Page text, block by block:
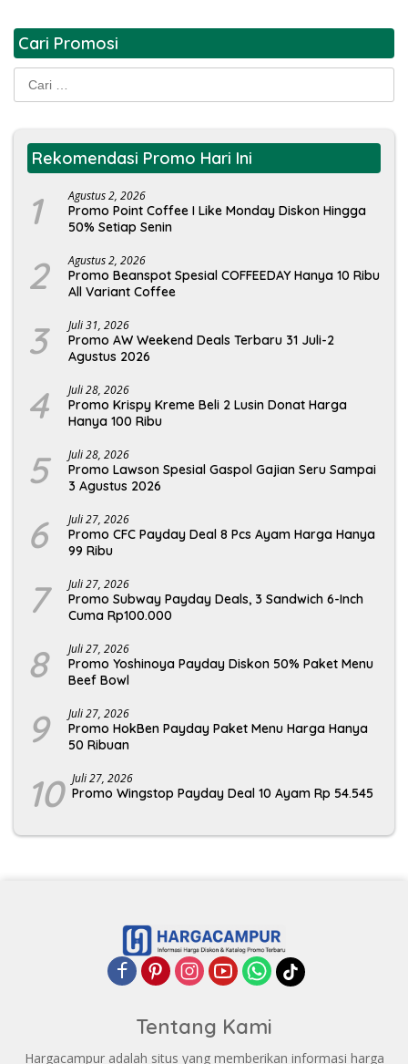
Cari Promosi
Cari
untuk:
Rekomendasi Promo Hari Ini
1 Agustus 2, 2026
Promo Point Coffee I Like Monday Diskon Hingga
50% Setiap Senin
2 Agustus 2, 2026
Promo Beanspot Spesial COFFEEDAY Hanya 10 Ribu
All Variant Coffee
3 Juli 31, 2026
Promo AW Weekend Deals Terbaru 31 Juli-2
Agustus 2026
4 Juli 28, 2026
Promo Krispy Kreme Beli 2 Lusin Donat Harga
Hanya 100 Ribu
5 Juli 28, 2026
Promo Lawson Spesial Gaspol Gajian Seru Sampai
3 Agustus 2026
6 Juli 27, 2026
Promo CFC Payday Deal 8 Pcs Ayam Harga Hanya
99 Ribu
7 Juli 27, 2026
Promo Subway Payday Deals, 3 Sandwich 6-Inch
Cuma Rp100.000
8 Juli 27, 2026
Promo Yoshinoya Payday Diskon 50% Paket Menu
Beef Bowl
9 Juli 27, 2026
Promo HokBen Payday Paket Menu Harga Hanya
50 Ribuan
10 Juli 27, 2026
Promo Wingstop Payday Deal 10 Ayam Rp 54.545
Tentang Kami
Hargacampur adalah situs yang memberikan informasi harga